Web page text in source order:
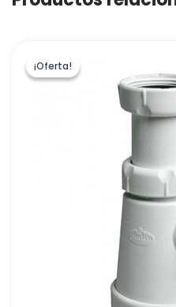
¡Oferta!
¡Oferta!